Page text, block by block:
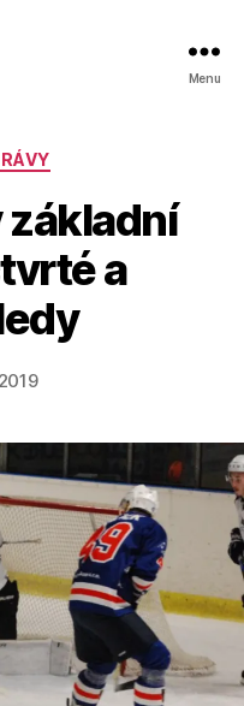
Menu
základní
a
příspěvku
u
o
a